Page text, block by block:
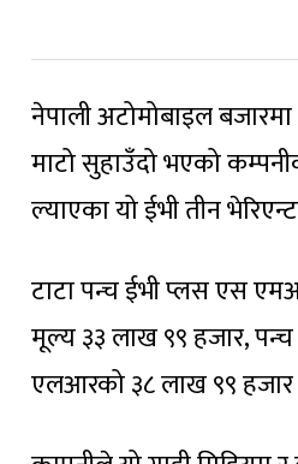
नेपाली अटोमोबाइल
माटो सुहाउँदो भएको
ल्याएका यो ईभी तीन
टाटा पन्च ईभी प्लस एस
मूल्य ३३ लाख ९९ हजार, पन्च
एलआरको ३८ लाख ९९